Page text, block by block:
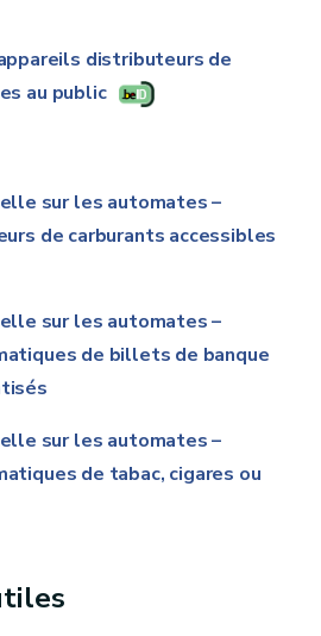
Guichet
automatisé
des
opérations
Pistolet
(pompe
980,75 €
Compteur
distributeurs de
au public
sur les automates –
de carburants accessibles
sur les automates –
de billets de banque
sur les automates –
de tabac, cigares ou